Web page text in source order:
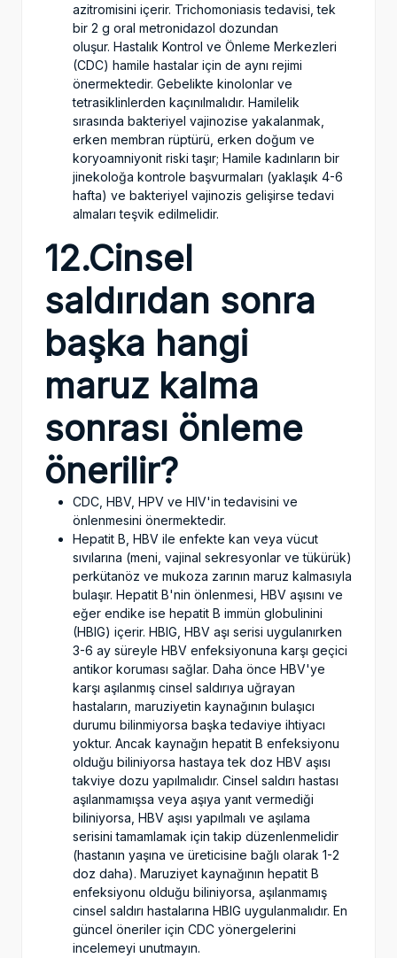
azitromisini içerir. Trichomoniasis tedavisi, tek
bir 2 g oral metronidazol dozundan
oluşur. Hastalık Kontrol ve Önleme Merkezleri
(CDC) hamile hastalar için de aynı rejimi
önermektedir. Gebelikte kinolonlar ve
tetrasiklinlerden kaçınılmalıdır. Hamilelik
sırasında bakteriyel vajinozise yakalanmak,
erken membran rüptürü, erken doğum ve
koryoamniyonit riski taşır; Hamile kadınların bir
jinekoloğa kontrole başvurmaları (yaklaşık 4-6
hafta) ve bakteriyel vajinozis gelişirse tedavi
almaları teşvik edilmelidir.
12.Cinsel
saldırıdan sonra
başka hangi
maruz kalma
sonrası önleme
önerilir?
CDC, HBV, HPV ve HIV'in tedavisini ve
önlenmesini önermektedir.
Hepatit B, HBV ile enfekte kan veya vücut
sıvılarına (meni, vajinal sekresyonlar ve tükürük)
perkütanöz ve mukoza zarının maruz kalmasıyla
bulaşır. Hepatit B'nin önlenmesi, HBV aşısını ve
eğer endike ise hepatit B immün globulinini
(HBIG) içerir. HBIG, HBV aşı serisi uygulanırken
3-6 ay süreyle HBV enfeksiyonuna karşı geçici
antikor koruması sağlar. Daha önce HBV'ye
karşı aşılanmış cinsel saldırıya uğrayan
hastaların, maruziyetin kaynağının bulaşıcı
durumu bilinmiyorsa başka tedaviye ihtiyacı
yoktur. Ancak kaynağın hepatit B enfeksiyonu
olduğu biliniyorsa hastaya tek doz HBV aşısı
takviye dozu yapılmalıdır. Cinsel saldırı hastası
aşılanmamışsa veya aşıya yanıt vermediği
biliniyorsa, HBV aşısı yapılmalı ve aşılama
serisini tamamlamak için takip düzenlenmelidir
(hastanın yaşına ve üreticisine bağlı olarak 1-2
doz daha). Maruziyet kaynağının hepatit B
enfeksiyonu olduğu biliniyorsa, aşılanmamış
cinsel saldırı hastalarına HBIG uygulanmalıdır. En
güncel öneriler için CDC yönergelerini
incelemeyi unutmayın.